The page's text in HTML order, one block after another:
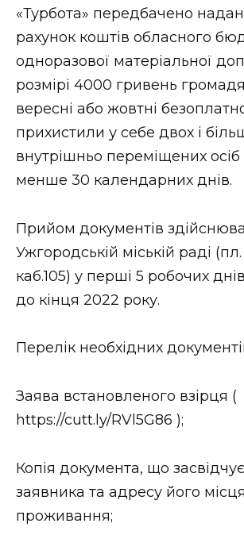
ЗАКАРПАТСЬКІ НОВИНИ
НОВИНИ ЗАХІДНОЇ
ВІДЕО
«Турбота» передбачено
рахунок коштів обласного
одноразової матеріальної
розмірі 4000 гривень
вересні або жовтні
прихистили у себе двох і
внутрішньо переміщених
менше 30 календарних днів.
Прийом документів
Ужгородській міській раді
каб.105) у перші 5 робочих
до кінця 2022 року.
Перелік необхідних
Заява встановленого взірця (
https://cutt.ly/RVl5G86 );
Копія документа, що
заявника та адресу його місця
проживання;